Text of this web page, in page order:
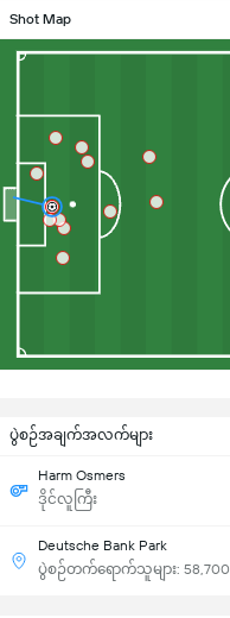
Shot Map
ပွဲစဉ်အချက်အလက်များ
Harm Osmers
ဒိုင်လူကြီး
Deutsche Bank Park
ပွဲစဉ်တက်ရောက်သူများ: 58,700